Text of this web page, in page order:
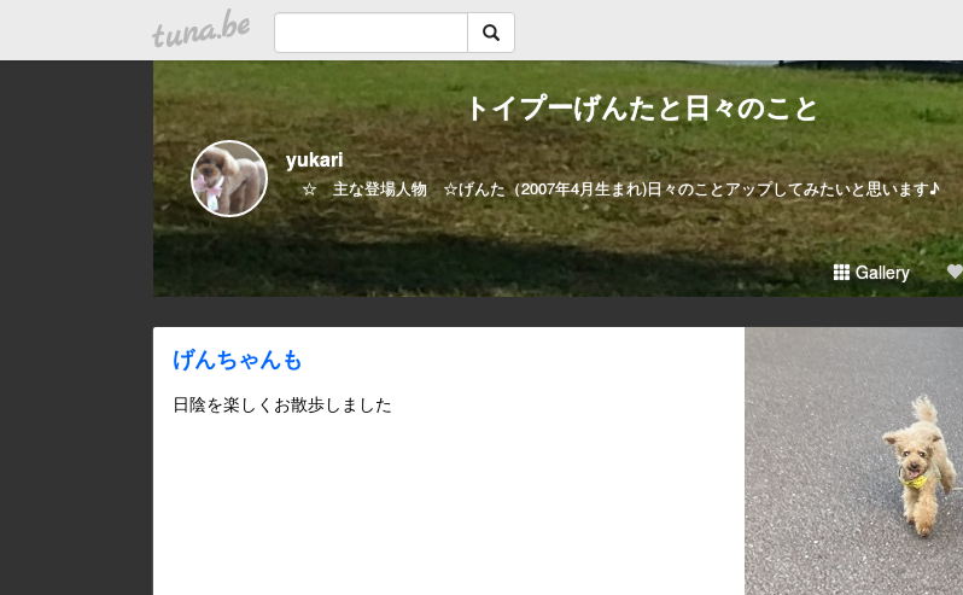
tuna.be
トイプーげんたと日々のこと
yukari
☆ 主な登場人物 ☆げんた（2007年4月生まれ)日々のことアップしてみたいと思います♪
Gallery
げんちゃんも
日陰を楽しくお散歩しました